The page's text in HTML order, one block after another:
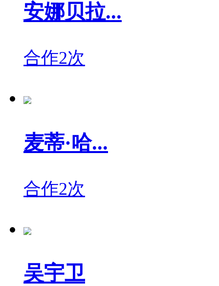
安娜贝拉...
合作2次
麦蒂·哈...
合作2次
吴宇卫